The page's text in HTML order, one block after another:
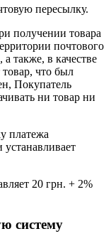
пересылку.
получении товара
почтового
также, в качестве
что был
Покупатель
ни товар ни
платежа
20 грн. + 2%
систему